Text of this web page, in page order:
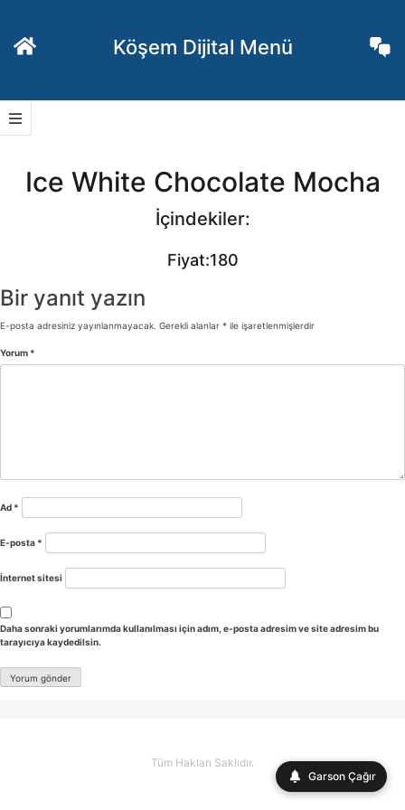
Köşem Dijital Menü
Ice White Chocolate Mocha
İçindekiler:
Fiyat:180
Bir yanıt yazın
E-posta adresiniz yayınlanmayacak. Gerekli alanlar * ile işaretlenmişlerdir
Yorum *
Ad *
E-posta *
İnternet sitesi
Daha sonraki yorumlarımda kullanılması için adım, e-posta adresim ve site adresim bu
tarayıcıya kaydedilsin.
Tüm Hakları Saklıdır.
Garson Çağır